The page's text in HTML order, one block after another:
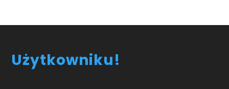
Użytkowniku!